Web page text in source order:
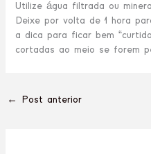
Utilize água filtrada ou
Deixe por volta de 1 hora
a dica para ficar bem
cortadas ao meio se forem
← Post anterior